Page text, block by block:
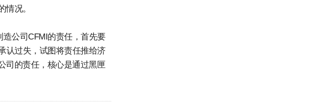
况。
公司CFMI的责任，首先要
认过失，试图将责任推给济
司的责任，核心是通过黑匣